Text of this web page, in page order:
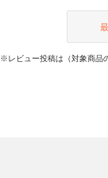
※レビュー投稿は（対象商品